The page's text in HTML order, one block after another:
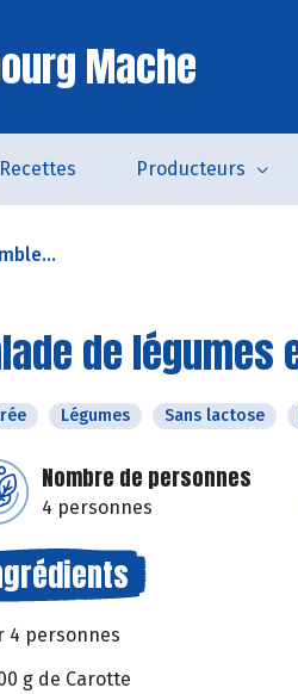
Mache
Recettes Producteurs
de
Légumes Sans lactose
Nombre de personnes
4 personnes
4 personnes
g de Carotte